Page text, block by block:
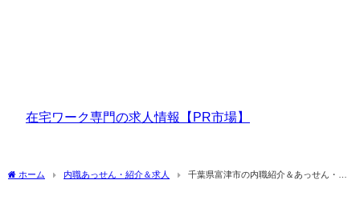
在宅ワーク専門の求人情報【PR市場】
ホーム 内職あっせん・紹介＆求人
千葉県富津市の内職紹介＆あっせん・在